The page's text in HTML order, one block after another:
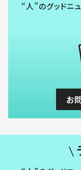
“人”のグッドニ
お